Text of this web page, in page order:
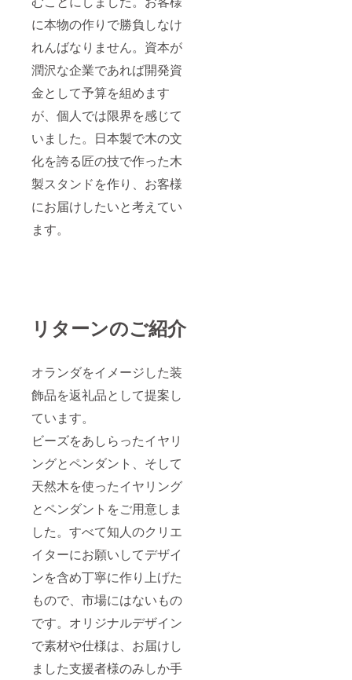
に本物の作りで勝負しなけ
れんばなりません。資本が
潤沢な企業であれば開発資
金として予算を組めます
が、個人では限界を感じて
いました。日本製で木の文
化を誇る匠の技で作った木
製スタンドを作り、お客様
にお届けしたいと考えてい
ます。
リターンのご紹介
オランダをイメージした装
飾品を返礼品として提案し
ています。
ビーズをあしらったイヤリ
ングとペンダント、そして
天然木を使ったイヤリング
とペンダントをご用意しま
した。すべて知人のクリエ
イターにお願いしてデザイ
ンを含め丁寧に作り上げた
もので、市場にはないもの
です。オリジナルデザイン
で素材や仕様は、お届けし
ました支援者様のみしか手